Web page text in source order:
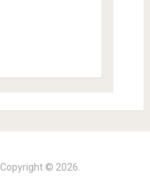
Copyright © 2026.